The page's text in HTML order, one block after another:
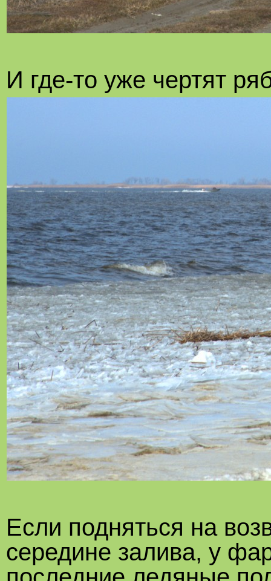
И где-то уже чертят
Если подняться на
середине залива, у